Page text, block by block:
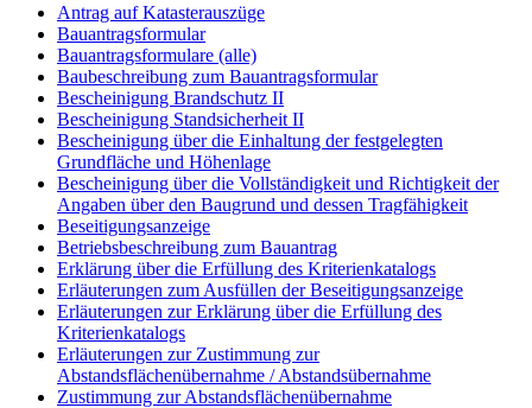
Antrag auf Katasterauszüge
Bauantragsformular
Bauantragsformulare (alle)
Baubeschreibung zum Bauantragsformular
Bescheinigung Brandschutz II
Bescheinigung Standsicherheit II
Bescheinigung über die Einhaltung der festgelegten
Grundfläche und Höhenlage
Bescheinigung über die Vollständigkeit und Richtigkeit der
Angaben über den Baugrund und dessen Tragfähigkeit
Beseitigungsanzeige
Betriebsbeschreibung zum Bauantrag
Erklärung über die Erfüllung des Kriterienkatalogs
Erläuterungen zum Ausfüllen der Beseitigungsanzeige
Erläuterungen zur Erklärung über die Erfüllung des
Kriterienkatalogs
Erläuterungen zur Zustimmung zur
Abstandsflächenübernahme / Abstandsübernahme
Zustimmung zur Abstandsflächenübernahme